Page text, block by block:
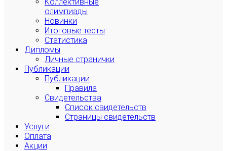
олимпиады
Новинки
Итоговые тесты
Статистика
Дипломы
Личные странички
Публикации
Публикации
Правила
Свидетельства
Список свидетельств
Страницы свидетельств
Услуги
Оплата
Акции